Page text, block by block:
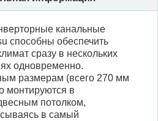
канальные
способны обеспечить
сразу в нескольких
одновременно.
размерам (всего 270 мм
монтируются в
потолком,
в самый